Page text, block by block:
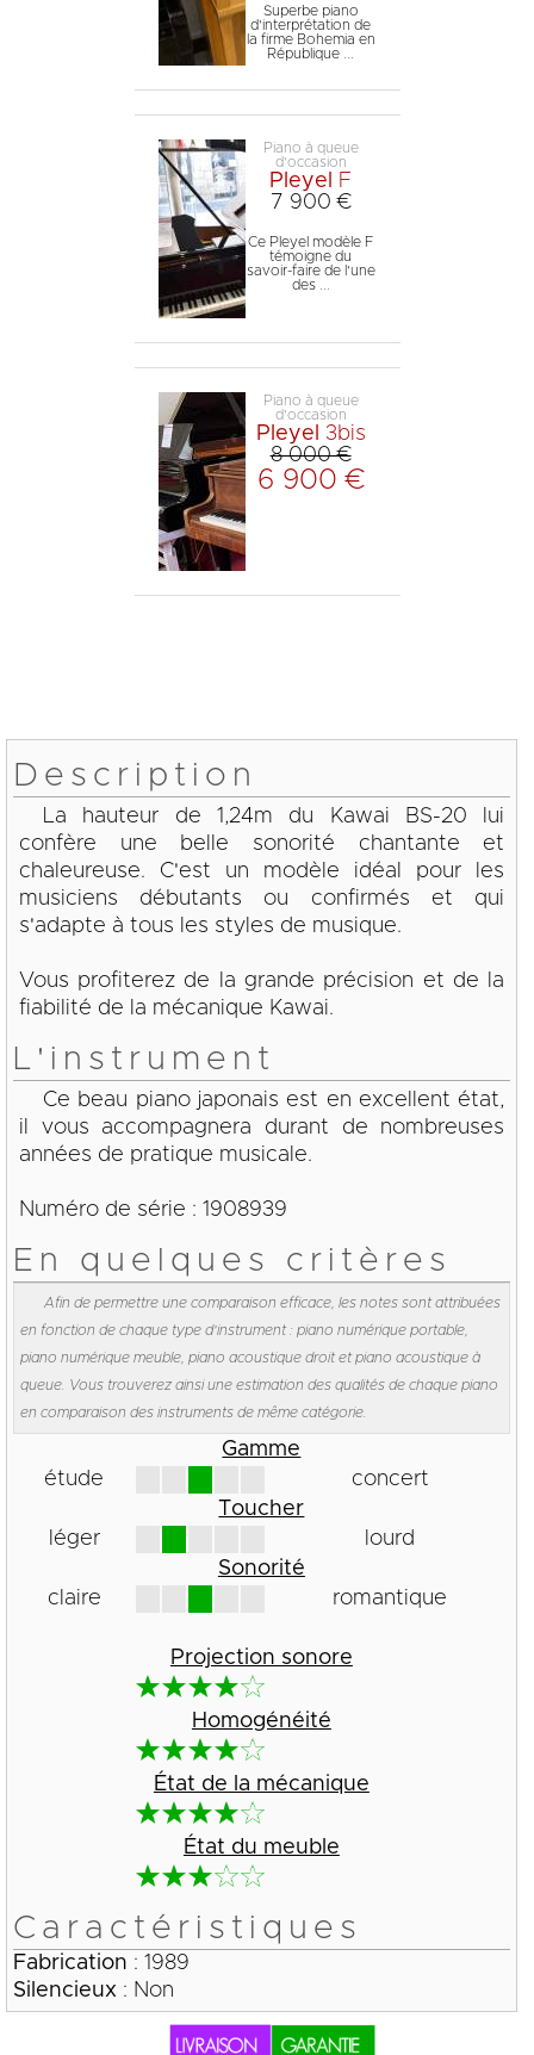
Superbe piano
d'interprétation de
la firme Bohemia en
République ...
Piano à queue
d'occasion
Pleyel
F
7 900 €
Ce Pleyel modèle F
témoigne du
savoir-faire de l'une
des ...
Piano à queue
d'occasion
Pleyel
3bis
8 000 €
6 900 €
Description
La hauteur de 1,24m du Kawai BS-20 lui
confère une belle sonorité chantante et
chaleureuse. C'est un modèle idéal pour les
musiciens débutants ou confirmés et qui
s'adapte à tous les styles de musique.
Vous profiterez de la grande précision et de la
fiabilité de la mécanique Kawai.
L'instrument
Ce beau piano japonais est en excellent état,
il vous accompagnera durant de nombreuses
années de pratique musicale.
Numéro de série : 1908939
En quelques critères
Afin de permettre une comparaison efficace, les notes sont attribuées
en fonction de chaque type d'instrument : piano numérique portable,
piano numérique meuble, piano acoustique droit et piano acoustique à
queue. Vous trouverez ainsi une estimation des qualités de chaque piano
en comparaison des instruments de même catégorie.
Gamme
étude
concert
Toucher
léger
lourd
Sonorité
claire
romantique
Projection sonore
Homogénéité
État de la mécanique
État du meuble
Caractéristiques
Fabrication : 1989
Silencieux : Non